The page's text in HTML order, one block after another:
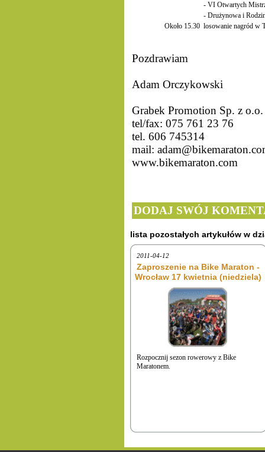
- VI Otwartych
- Drużynowa i
Około 15.30 losowanie nagród w
Pozdrawiam
Adam Orczykowski
Grabek Promotion Sp. z o.o.
tel/fax: 075 761 23 76
tel. 606 745314
mail:
www.bikemaraton.com
DODAJ SWÓJ
lista pozostałych artykułów w
2011-04-12
Zaproszenie na Bike Maraton -
Wrocław 17 kwietnia (niedziela)
Rozpocznij sezon rowerowy z Bike
Maratonem.